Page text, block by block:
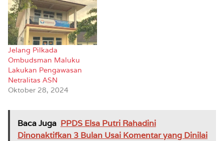
Jelang Pilkada
Ombudsman Maluku
Lakukan Pengawasan
Netralitas ASN
Oktober 28, 2024
Baca Juga PPDS Elsa Putri Rahadini
Dinonaktifkan 3 Bulan Usai Komentar yang Dinilai